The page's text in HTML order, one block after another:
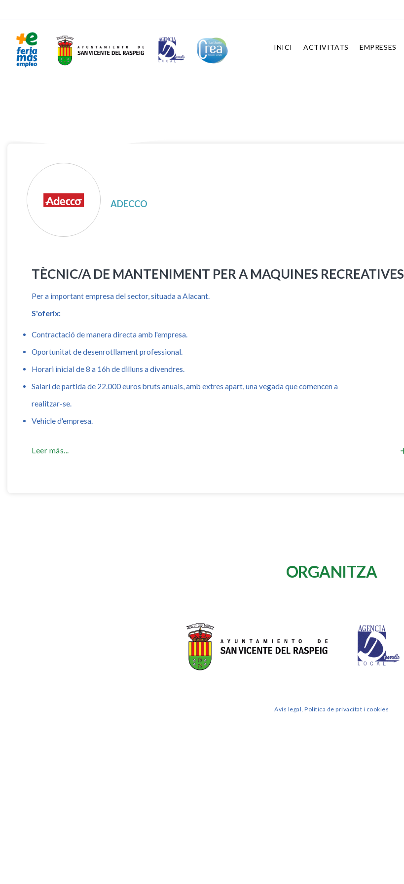
INICI ACTIVITATS EMPRESES
ADECCO
TÈCNIC/A DE MANTENIMENT PER A MAQUINES RECREATIVES
Per a important empresa del sector, situada a Alacant.
S'oferix:
Contractació de manera directa amb l'empresa.
Oportunitat de desenrotllament professional.
Horari inicial de 8 a 16h de dilluns a divendres.
Salari de partida de 22.000 euros bruts anuals, amb extres apart, una vegada que comencen a
realitzar-se.
Vehicle d'empresa.
Leer más...
ORGANITZA
Avís legal, Politica de privacitat i cookies